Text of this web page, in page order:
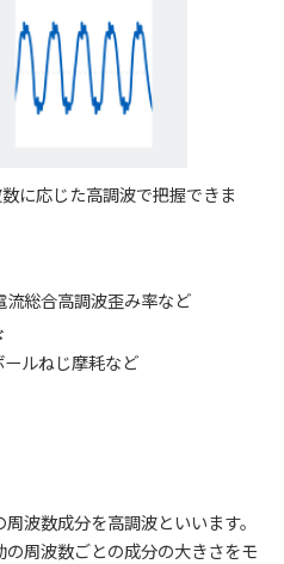
に応じた高調波で把握できま
総合高調波歪み率など
ルねじ摩耗など
波数成分を高調波といいます。
周波数ごとの成分の大きさをモ